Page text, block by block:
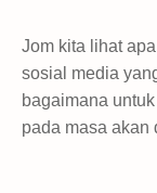
Jom kita lihat
sosial media
bagaimana
pada masa akan